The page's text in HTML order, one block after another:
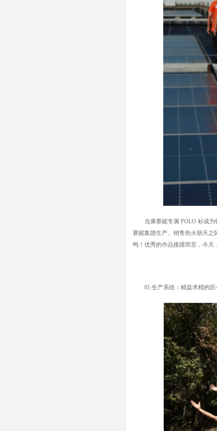
当康赛妮专属 POLO 衫成为
赛妮集团生产、销售热火朝天之
鸣！优秀的作品接踵而至，今天
01.生产系统：精益求精的